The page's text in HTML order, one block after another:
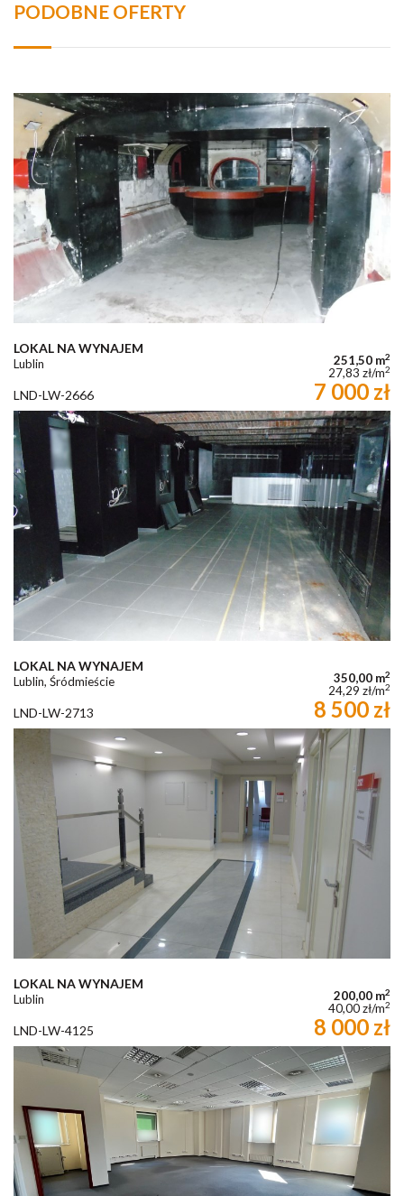
PODOBNE OFERTY
LOKAL NA WYNAJEM
Lublin 251,50 m2
27,83 zł/m2
LND-LW-2666 7 000 zł
LOKAL NA WYNAJEM
Lublin, Śródmieście 350,00 m2
24,29 zł/m2
LND-LW-2713 8 500 zł
LOKAL NA WYNAJEM
Lublin 200,00 m2
40,00 zł/m2
LND-LW-4125 8 000 zł